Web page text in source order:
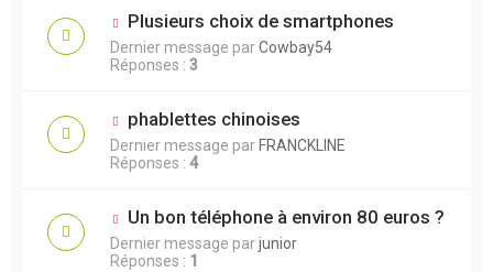
Plusieurs choix de smartphones
Dernier message parCowbay54
Réponses : 3
phablettes chinoises
Dernier message par FRANCKLINE
Réponses : 4
Un bon téléphone à environ 80 euros ?
Dernier message parjunior
Réponses : 1